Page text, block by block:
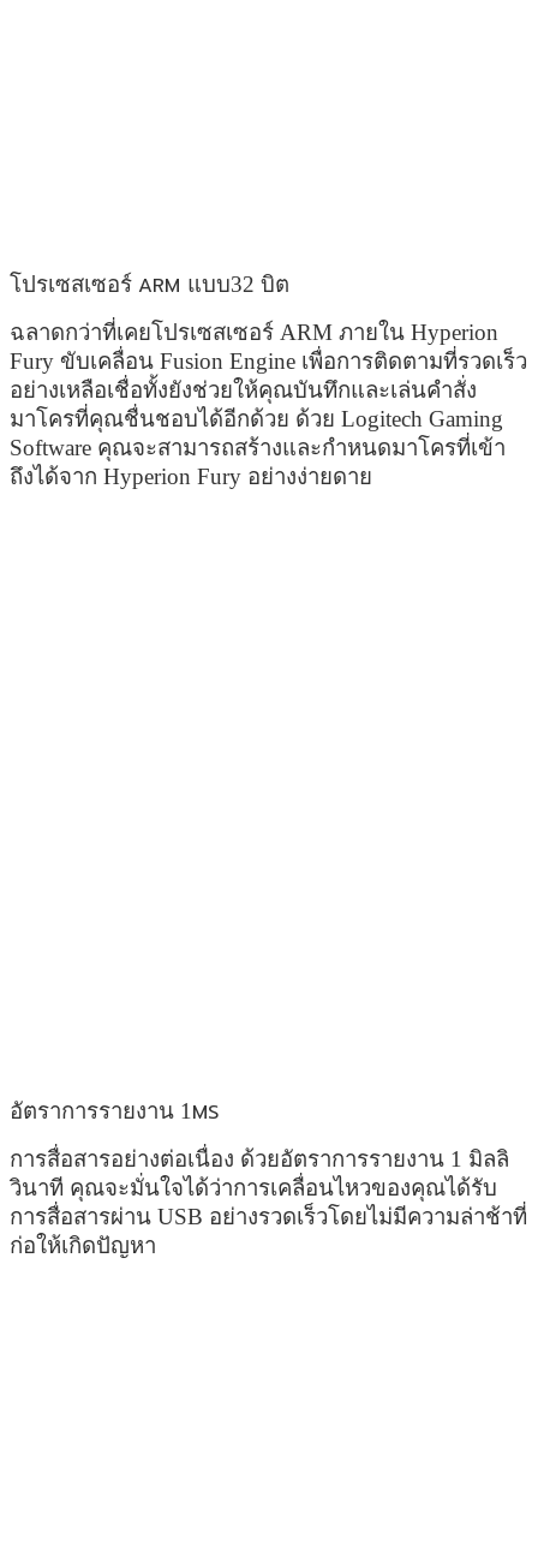
โปรเซสเซอร์ ARM แบบ32 บิต
ฉลาดกว่าที่เคยโปรเซสเซอร์ ARM ภายใน Hyperion
Fury ขับเคลื่อน Fusion Engine เพื่อการติดตามที่รวดเร็ว
อย่างเหลือเชื่อทั้งยังช่วยให้คุณบันทึกและเล่นคำสั่ง
มาโครที่คุณชื่นชอบได้อีกด้วย ด้วย Logitech Gaming
Software คุณจะสามารถสร้างและกำหนดมาโครที่เข้า
ถึงได้จาก Hyperion Fury อย่างง่ายดาย
อัตราการรายงาน 1 MS
การสื่อสารอย่างต่อเนื่อง ด้วยอัตราการรายงาน 1 มิลลิ
วินาที คุณจะมั่นใจได้ว่าการเคลื่อนไหวของคุณได้รับ
การสื่อสารผ่าน USB อย่างรวดเร็วโดยไม่มีความล่าช้าที่
ก่อให้เกิดปัญหา